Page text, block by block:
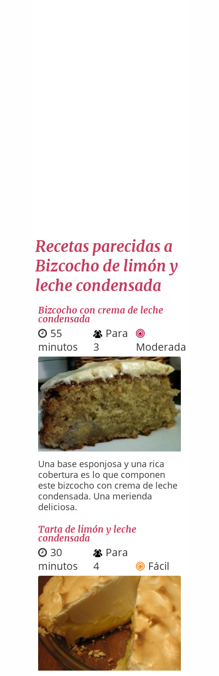
Recetas parecidas a
Bizcocho de limón y
leche condensada
Bizcocho con crema de leche
condensada
55
minutos
Para
3
Moderada
Una base esponjosa y una rica
cobertura es lo que componen
este bizcocho con crema de leche
condensada. Una merienda
deliciosa.
Tarta de limón y leche
condensada
30
minutos
Para
4
Fácil